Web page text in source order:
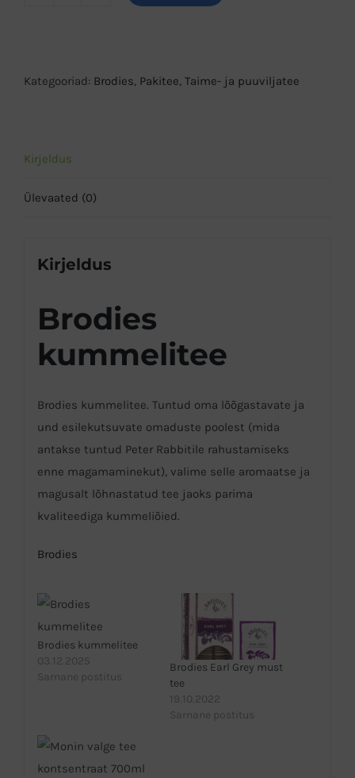
Kategooriad: Brodies, Pakitee, Taime- ja puuviljatee
Kirjeldus
Ülevaated (0)
Kirjeldus
Brodies
kummelitee
Brodies kummelitee. Tuntud oma lõõgastavate ja
und esilekutsuvate omaduste poolest (mida
antakse tuntud Peter Rabbitile rahustamiseks
enne magamaminekut), valime selle aromaatse ja
magusalt lõhnastatud tee jaoks parima
kvaliteediga kummeliõied.
Brodies
Brodies kummelitee
03.12.2025
Sarnane postitus
Brodies Earl Grey must
tee
19.10.2022
Sarnane postitus